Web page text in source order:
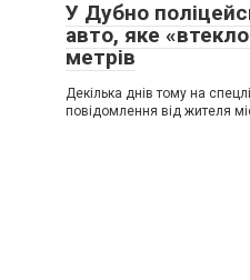
У Дубно
авто, яке
метрів
Декілька днів тому на
повідомлення від жителя